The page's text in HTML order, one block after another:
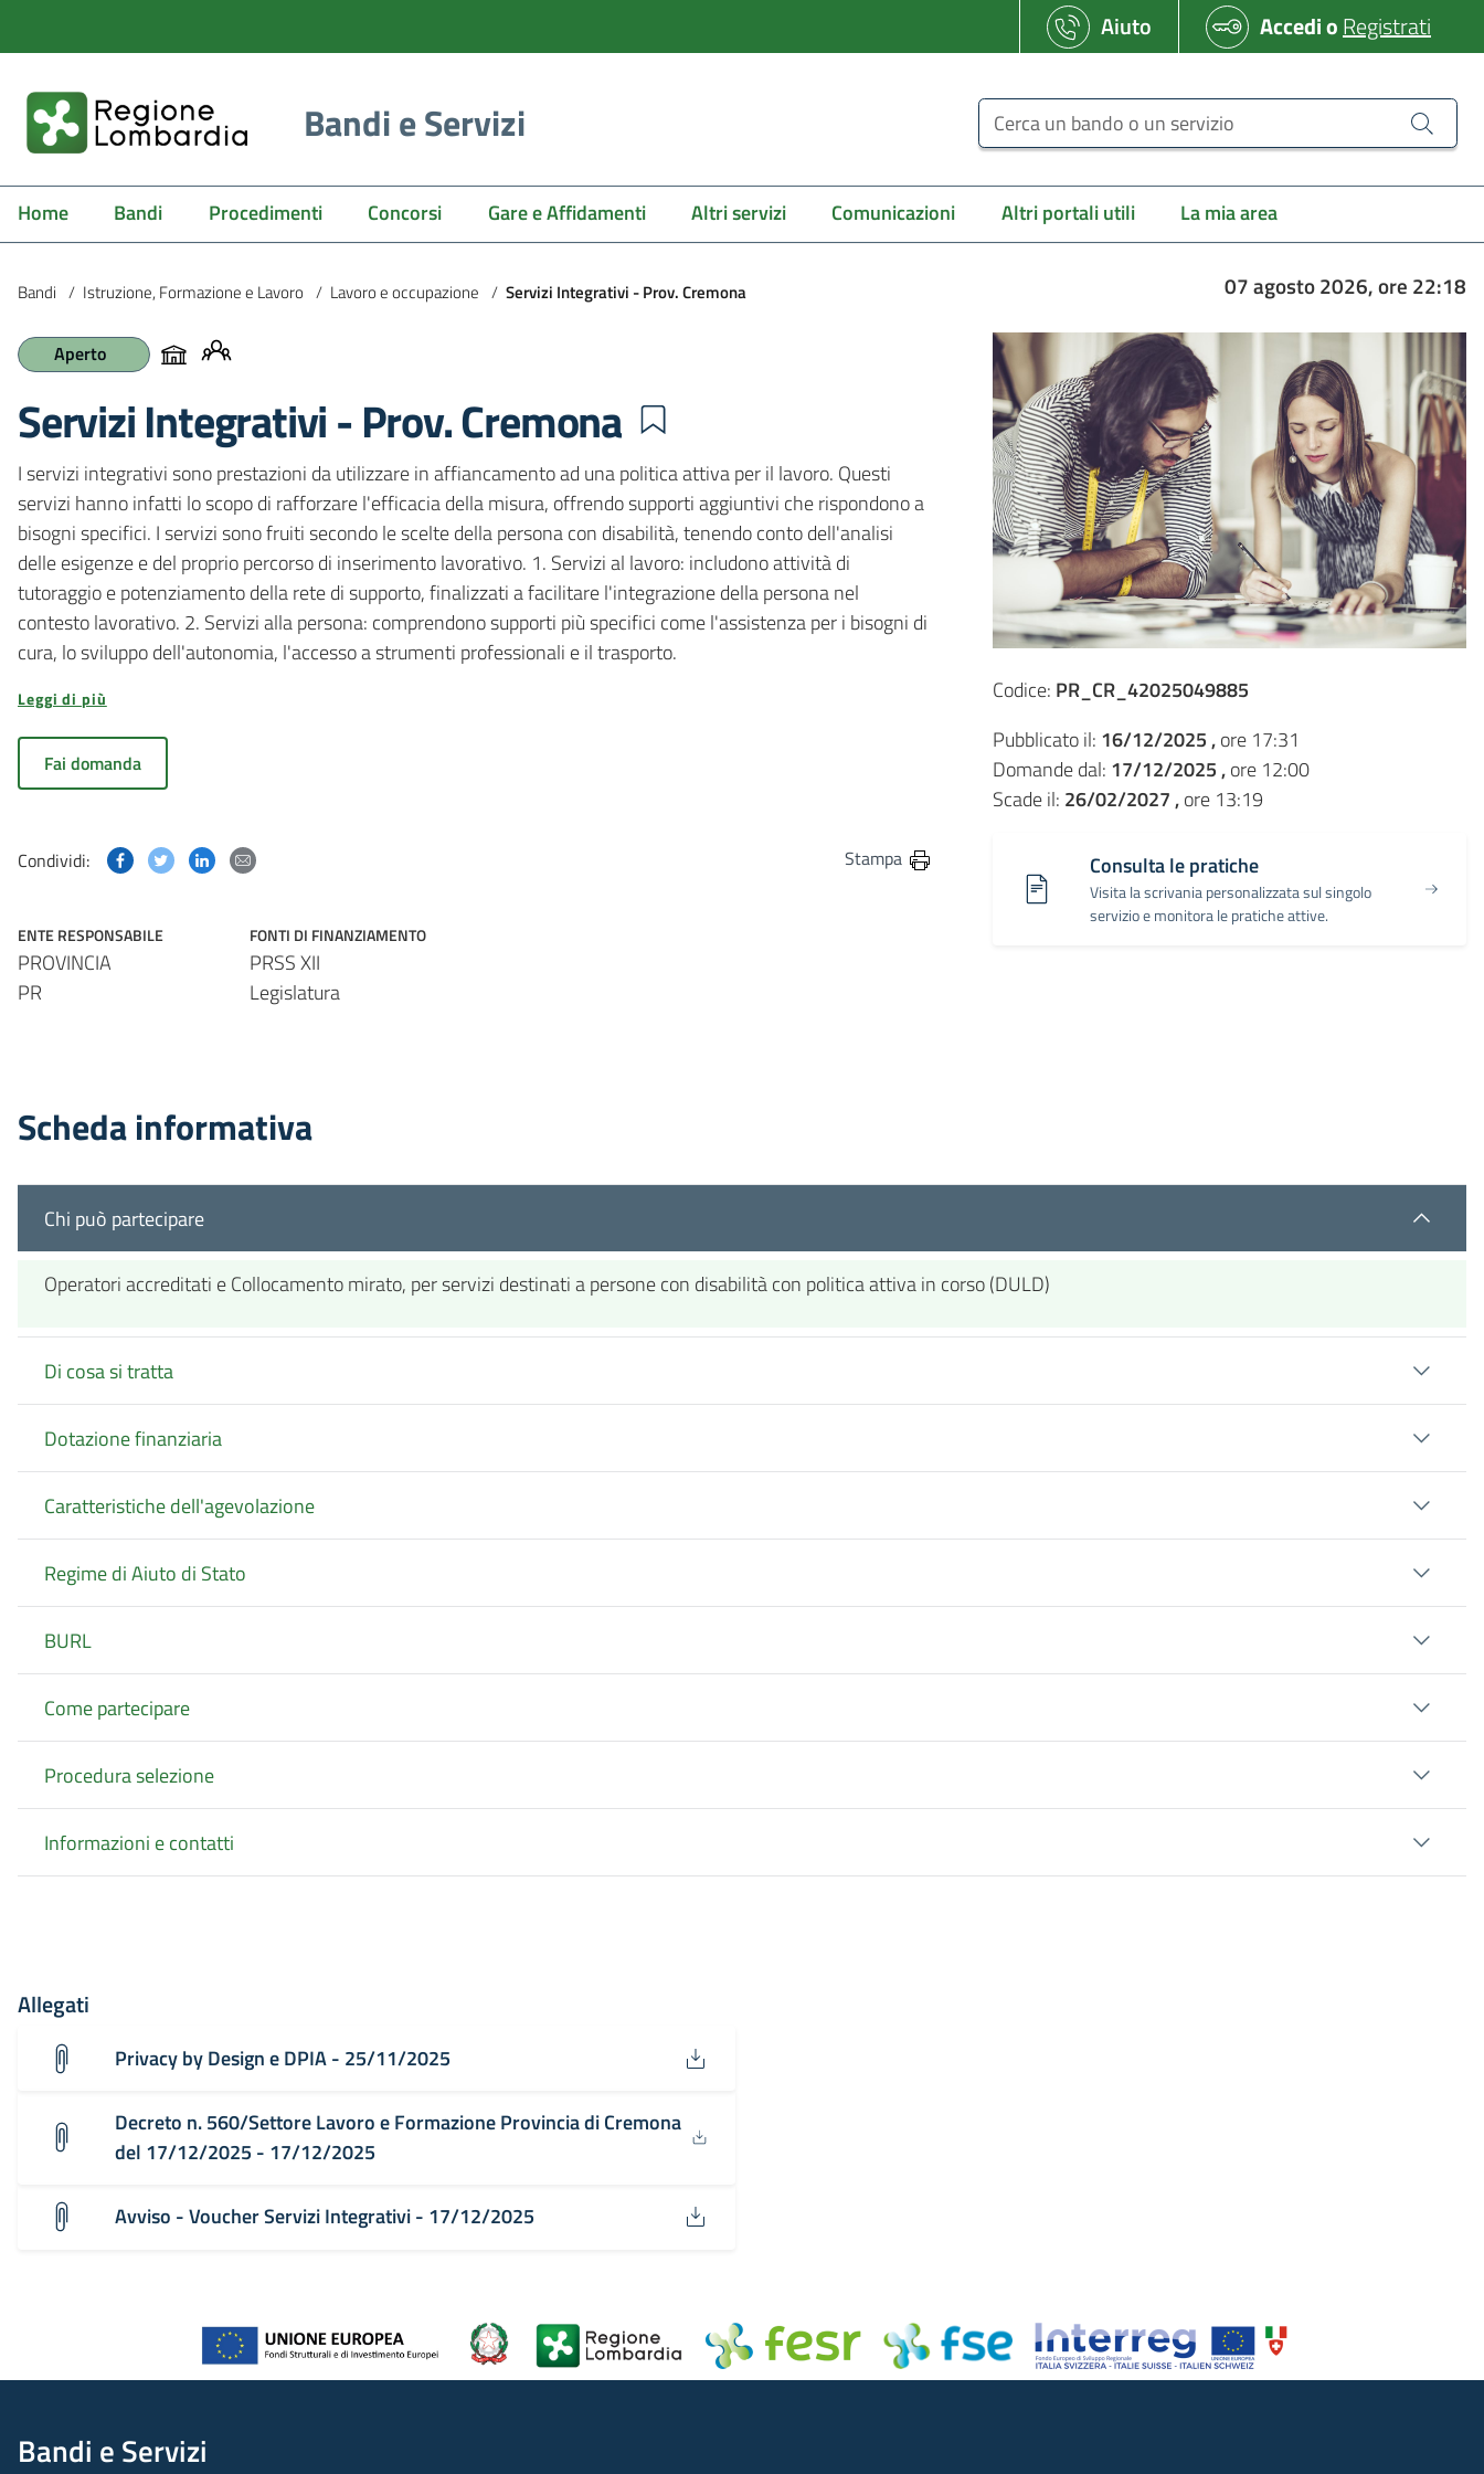
Aiuto AccedioRegistrati
Bandi e Servizi Cerca un bando o un servizio
Home Bandi Procedimenti Concorsi Gare e Affidamenti Altri servizi Comunicazioni Altri portali utili La mia area
Bandi / Istruzione, Formazione e Lavoro / Lavoro e occupazione / Servizi Integrativi - Prov. Cremona 07 agosto 2026, ore 22:18
Aperto
Servizi Integrativi - Prov. Cremona
I servizi integrativi sono prestazioni da utilizzare in affiancamento ad una politica attiva per il lavoro. Questi
servizi hanno infatti lo scopo di rafforzare l'efficacia della misura, offrendo supporti aggiuntivi che rispondono a
bisogni specifici. I servizi sono fruiti secondo le scelte della persona con disabilità, tenendo conto dell'analisi
delle esigenze e del proprio percorso di inserimento lavorativo. 1. Servizi al lavoro: includono attività di
tutoraggio e potenziamento della rete di supporto, finalizzati a facilitare l'integrazione della persona nel
contesto lavorativo. 2. Servizi alla persona: comprendono supporti più specifici come l'assistenza per i bisogni di
cura, lo sviluppo dell'autonomia, l'accesso a strumenti professionali e il trasporto.
Leggi di più
Fai domanda
Condividi: Condividi questa pagina su Facebook
Condividi questa pagina su Twitter
Condividi questa pagina su Linkedin Stampa
ENTE RESPONSABILE
PROVINCIA
PR
FONTI DI FINANZIAMENTO
PRSS XII
Legislatura
Codice: PR_CR_42025049885
Pubblicato il: 16/12/2025 ,ore 17:31
Domande dal: 17/12/2025 ,ore 12:00
Scade il: 26/02/2027 ,ore 13:19
Consulta le pratiche
Visita la scrivania personalizzata sul singolo
servizio e monitora le pratiche attive.
Scheda informativa
Chi può partecipare
Operatori accreditati e Collocamento mirato, per servizi destinati a persone con disabilità con politica attiva in corso (DULD)
Di cosa si tratta
Dotazione finanziaria
Caratteristiche dell'agevolazione
Regime di Aiuto di Stato
BURL
Come partecipare
Procedura selezione
Informazioni e contatti
Allegati
Privacy by Design e DPIA - 25/11/2025
Decreto n. 560/Settore Lavoro e Formazione Provincia di Cremona
del 17/12/2025 - 17/12/2025
Avviso - Voucher Servizi Integrativi - 17/12/2025
Bandi e Servizi